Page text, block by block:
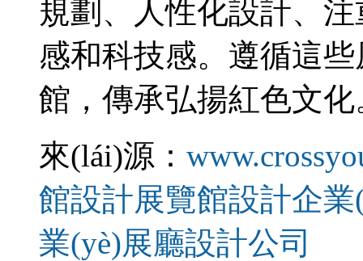
規劃、人性化設計
感和科技感。遵循這
館，傳承弘揚紅色文化
來(lái)源：
館設計展覽館設計企業
業(yè)展廳設計公司